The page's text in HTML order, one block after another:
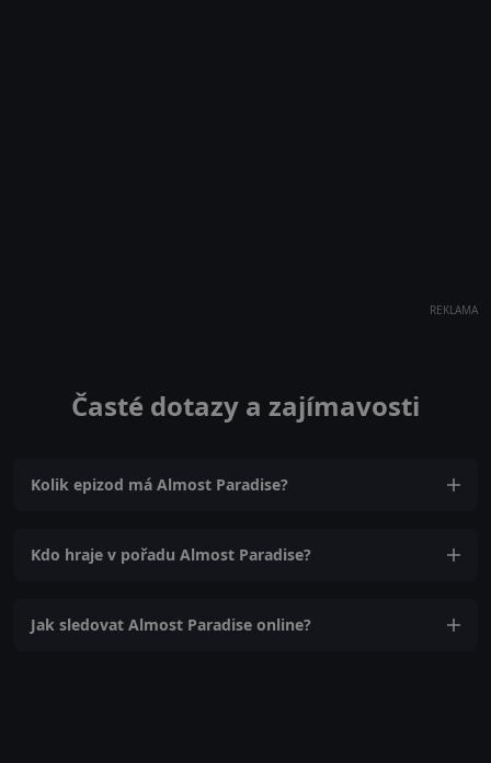
REKLAMA
Časté dotazy a zajímavosti
Kolik epizod má Almost Paradise?
Kdo hraje v pořadu Almost Paradise?
Jak sledovat Almost Paradise online?